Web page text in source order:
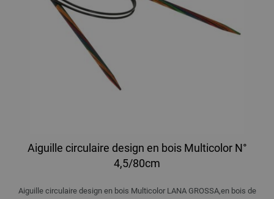
Aiguille circulaire design en bois Multicolor N°
4,5/80cm
Aiguille circulaire design en bois Multicolor LANA GROSSA,en bois de